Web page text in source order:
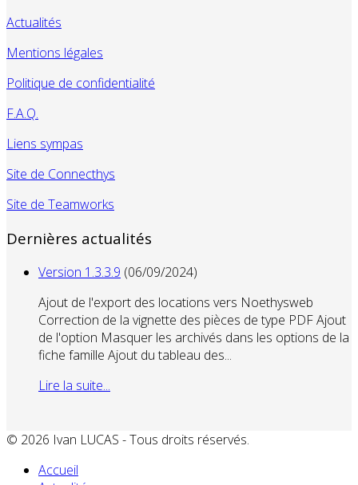
Actualités
Mentions légales
Politique de confidentialité
F.A.Q.
Liens sympas
Site de Connecthys
Site de Teamworks
Dernières actualités
Version 1.3.3.9 (06/09/2024)
Ajout de l'export des locations vers Noethysweb
Correction de la vignette des pièces de type PDF Ajout
de l'option Masquer les archivés dans les options de la
fiche famille Ajout du tableau des...
Lire la suite...
© 2026 Ivan LUCAS - Tous droits réservés.
Accueil